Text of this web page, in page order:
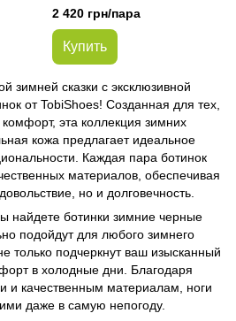
2 420 грн/пара
Купить
зимней сказки с эксклюзивной
от TobiShoes! Созданная для тех,
комфорт, эта коллекция зимних
кожа предлагает идеальное
Каждая пара ботинок
материалов, обеспечивая
но и долговечность.
найдете ботинки зимние черные
подойдут для любого зимнего
только подчеркнут ваш изысканный
в холодные дни. Благодаря
и качественным материалам, ноги
даже в самую непогоду.